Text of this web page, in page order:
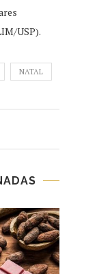
USP).
NATAL